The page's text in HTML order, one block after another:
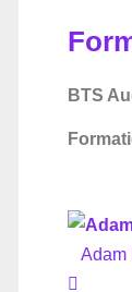
BTS
Adam